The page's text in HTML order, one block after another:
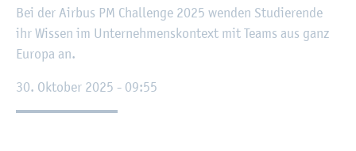
Bei der Air­bus PM Chal­len­ge 2025 wen­den Stu­die­ren­de
ihr Wis­sen im Un­ter­neh­mens­kon­text mit Teams aus ganz
Eu­ro­pa an.
30. Ok­to­ber 2025 - 09:55